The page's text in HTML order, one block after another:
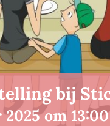
bij
om 13:00